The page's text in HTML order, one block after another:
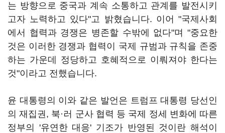
는 방향으로 중국과 계속 소통하고 관계를 발전시키
고자 노력하고 있다"고 밝혔습니다. 이어 "국제사회
에서 협력과 경쟁은 병존할 수밖에 없다"며 "중요한
것은 이러한 경쟁과 협력이 국제 규범과 규칙을 존중
하는 가운데 정당하고 호혜적으로 이뤄져야 한다는
것"이라고 전했습니다.
윤 대통령의 이와 같은 발언은 트럼프 대통령 당선인
의 재집권, 북·러 군사 협력 등 국제 정세 변화에 따른
정부의 '유연한 대응' 기조가 반영된 것이란 해석이